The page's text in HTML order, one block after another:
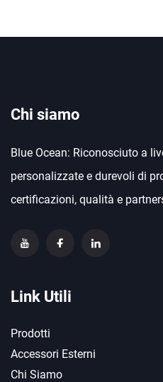
Chi siamo
Blue Ocean: Riconosciuto a
personalizzate e durevoli di
certificazioni, qualità e
Link Utili
Prodotti
Accessori Esterni
Chi Siamo